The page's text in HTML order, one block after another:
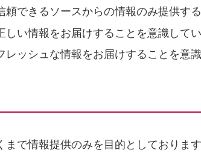
頼できるソースからの情報のみ提供す
しい情報をお届けすることを意識して
レッシュな情報をお届けすることを意
まで情報提供のみを目的としております